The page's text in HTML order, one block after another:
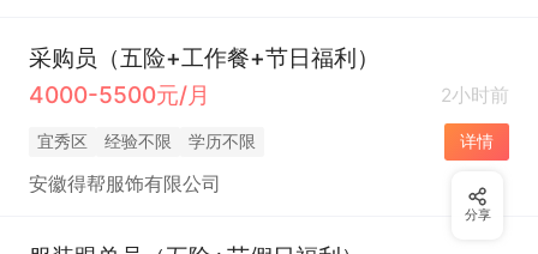
采购员（五险+工作餐+节日福利）
4000-5500元/月
2小时前
宜秀区 经验不限 学历不限 详情
安徽得帮服饰有限公司
分享